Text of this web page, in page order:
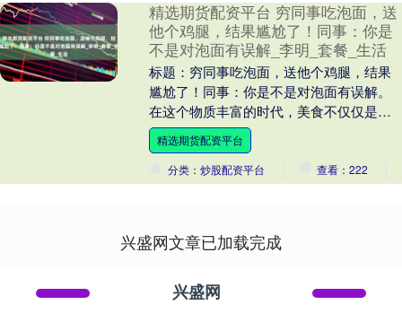
精选期货配资平台 穷同事吃泡面，送
他个鸡腿，结果尴尬了！同事：你是
不是对泡面有误解_李明_套餐_生活
标题：穷同事吃泡面，送他个鸡腿，结果
尴尬了！同事：你是不是对泡面有误解。
在这个物质丰富的时代，美食不仅仅是味
蕾的享受，更是情感交流的一种方式。然
而，有时候，一....
精选期货配资平台
分类：炒股配资平台
查看：222
兴盛网文章已加载完成
兴盛网